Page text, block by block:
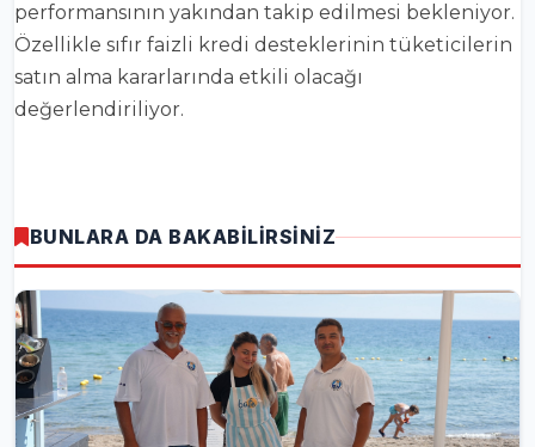
performansının yakından takip edilmesi bekleniyor.
Özellikle sıfır faizli kredi desteklerinin tüketicilerin
satın alma kararlarında etkili olacağı
değerlendiriliyor.
BUNLARA DA BAKABİLİRSİNİZ